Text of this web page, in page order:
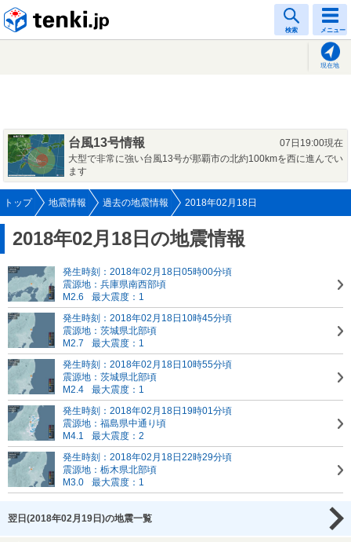
検索 メニュー
現在地
台風13号情報
07日19:00現在
大型で非常に強い台風13号が那覇市の北約100kmを西に進んでい
ます
トップ 地震情報 過去の地震情報 2018年02月18日
2018年02月18日の地震情報
発生時刻：2018年02月18日05時00分頃
震源地：兵庫県南西部頃
M2.6
最大震度：1
発生時刻：2018年02月18日10時45分頃
震源地：茨城県北部頃
M2.7
最大震度：1
発生時刻：2018年02月18日10時55分頃
震源地：茨城県北部頃
M2.4
最大震度：1
発生時刻：2018年02月18日19時01分頃
震源地：福島県中通り頃
M4.1
最大震度：2
発生時刻：2018年02月18日22時29分頃
震源地：栃木県北部頃
M3.0
最大震度：1
翌日(2018年02月19日)の地震一覧